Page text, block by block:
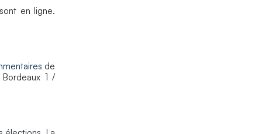
en ligne.
de
1 /